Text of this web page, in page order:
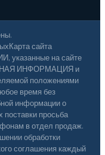
Карта сайта
на сайте
ИНФОРМАЦИЯ и
положениями
время без
информации о
поставки просьба
в отдел продаж.
обработки
соглашения каждый